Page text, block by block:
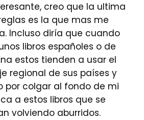
creo que la ultima
es la que mas me
Incluso diría que cuando
libros españoles o de
estos tienden a usar el
regional de sus países y
por colgar al fondo de mi
a estos libros que se
volviendo aburridos.